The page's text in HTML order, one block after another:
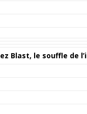
Blast, le souffle de